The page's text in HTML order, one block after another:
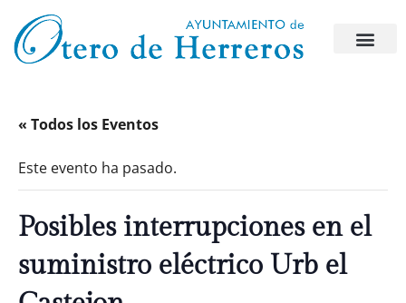
« Todos los Eventos
Este evento ha pasado.
Posibles interrupciones en el
suministro eléctrico Urb el